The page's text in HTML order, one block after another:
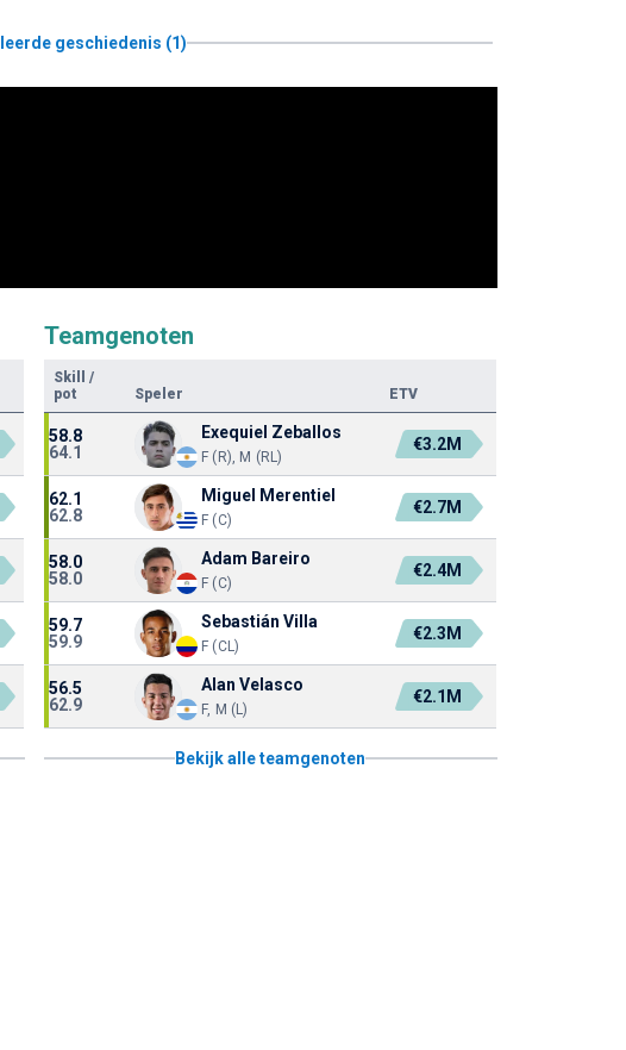
geschiedenis (1)
Teamgenoten
Skill
/
pot
Speler ETV
58.8
64.1
Exequiel Zeballos
F (R), M (RL)
€3.2M
62.1
62.8
Miguel Merentiel
F (C)
€2.7M
58.0
58.0
Adam Bareiro
F (C)
€2.4M
59.7
59.9
Sebastián Villa
F (CL)
€2.3M
56.5
62.9
Alan Velasco
F, M (L)
€2.1M
Bekijk alle teamgenoten